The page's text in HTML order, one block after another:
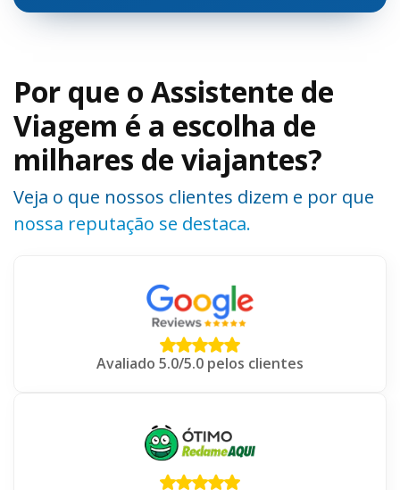
Por que o Assistente de
Viagem é a escolha de
milhares de viajantes?
Veja o que nossos clientes dizem e por que
nossa reputação se destaca.
Avaliado 5.0/5.0 pelos clientes